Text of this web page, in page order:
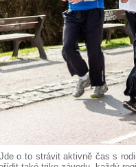
o to strávit aktivně čas s